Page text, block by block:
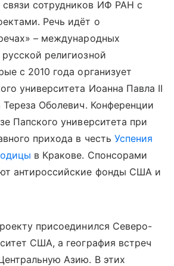
сотрудников ИФ РАН с
Речь идёт о
– международных
религиозной
с 2010 года организует
университета Иоанна Павла II
Тереза Оболевич. Конференции
Папского университета при
прихода в честь Успения
в Кракове. Спонсорами
антироссийские фонды США и
присоединился Северо-
США, а география встреч
Азию. В этих